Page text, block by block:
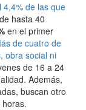
4,4% de las que
hasta 40
en el primer
de cuatro de
obra social ni
de 16 a 24
Además,
buscan otro